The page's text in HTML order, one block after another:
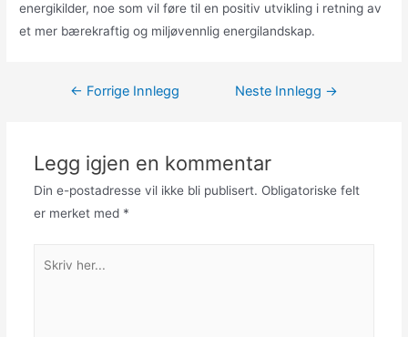
energikilder, noe som vil føre til en positiv utvikling i retning av
et mer bærekraftig og miljøvennlig energilandskap.
Innleggsnavigasjon
← Forrige Innlegg Neste Innlegg →
Legg igjen en kommentar
Din e-postadresse vil ikke bli publisert. Obligatoriske felt
er merket med *